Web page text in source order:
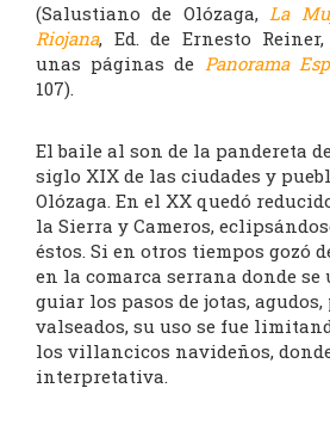
(Salustiano de Olózaga,La
Riojana, Ed. de Ernesto
unas páginas de Panorama
107).
El baile al son de la pandereta
siglo XIX de las ciudades y
Olózaga. En el XX quedó
la Sierra y Cameros,
éstos. Si en otros tiempos gozó
en la comarca serrana donde
guiar los pasos de jotas, agudos,
valseados, su uso se fue
los villancicos navideños,
interpretativa.